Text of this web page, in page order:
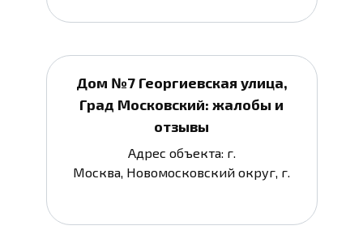
Дом №7 Георгиевская улица,
Град Московский: жалобы и
отзывы
Адрес объекта: г.
Москва, Новомосковский округ, г.